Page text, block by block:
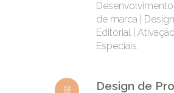
de marca |
Editorial |
Especiais.
Design de